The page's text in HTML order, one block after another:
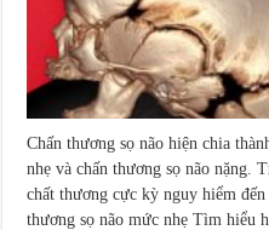
Chấn thương sọ não hiện chia
nhẹ và chấn thương sọ não nặng.
chất thương cực kỳ nguy hiểm
thương sọ não mức nhẹ Tìm hiểu